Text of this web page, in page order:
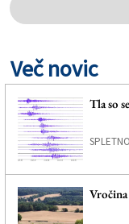
Več novic
Tla so
Vročina